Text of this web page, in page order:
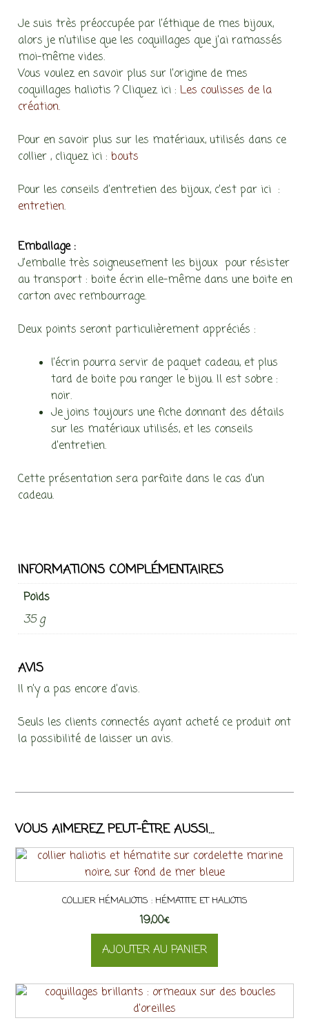
Je suis très préoccupée par l’éthique de mes bijoux,
alors je n’utilise que les coquillages que j’ai ramassés
moi-même vides.
Vous voulez en savoir plus sur l’origine de mes
coquillages haliotis ? Cliquez ici :Les coulisses de la
création.
Pour en savoir plus sur les matériaux, utilisés dans ce
collier , cliquez ici : bouts
Pour les conseils d’entretien des bijoux, c’est par ici :
entretien.
Emballage :
J’emballe très soigneusement les bijoux pour résister
au transport : boite écrin elle-même dans une boite en
carton avec rembourrage.
Deux points seront particulièrement appréciés :
l’écrin pourra servir de paquet cadeau, et plus
tard de boite pou ranger le bijou. Il est sobre :
noir.
Je joins toujours une fiche donnant des détails
sur les matériaux utilisés, et les conseils
d’entretien.
Cette présentation sera parfaite dans le cas d’un
cadeau.
INFORMATIONS COMPLÉMENTAIRES
Poids
35 g
AVIS
Il n’y a pas encore d’avis.
Seuls les clients connectés ayant acheté ce produit ont
la possibilité de laisser un avis.
VOUS AIMEREZ PEUT-ÊTRE AUSSI…
COLLIER HÉMALIOTIS : HÉMATITE ET HALIOTIS
19,00€
AJOUTER AU PANIER